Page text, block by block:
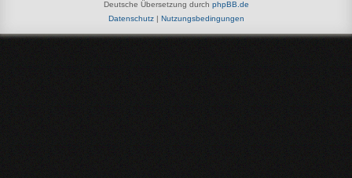
Deutsche Übersetzung durch phpBB.de
Datenschutz| Nutzungsbedingungen